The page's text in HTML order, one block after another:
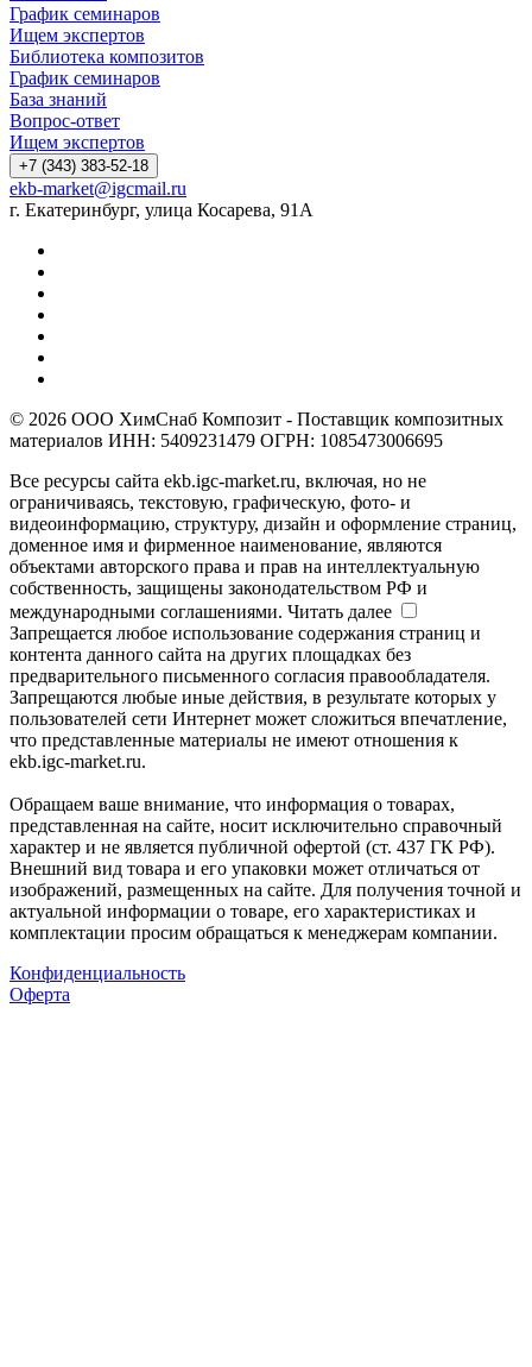
График семинаров
Ищем экспертов
Библиотека композитов
График семинаров
База знаний
Вопрос-ответ
Ищем экспертов
+7 (343) 383-52-18
ekb-market@igcmail.ru
г. Екатеринбург, улица Косарева, 91А
© 2026 ООО ХимСнаб Композит - Поставщик композитных
материалов ИНН: 5409231479 ОГРН: 1085473006695
Все ресурсы сайта ekb.igc-market.ru, включая, но не
ограничиваясь, текстовую, графическую, фото- и
видеоинформацию, структуру, дизайн и оформление страниц,
доменное имя и фирменное наименование, являются
объектами авторского права и прав на интеллектуальную
собственность, защищены законодательством РФ и
международными соглашениями. Читать далее
Запрещается любое использование содержания страниц и
контента данного сайта на других площадках без
предварительного письменного согласия правообладателя.
Запрещаются любые иные действия, в результате которых у
пользователей сети Интернет может сложиться впечатление,
что представленные материалы не имеют отношения к
ekb.igc-market.ru.
Обращаем ваше внимание, что информация о товарах,
представленная на сайте, носит исключительно справочный
характер и не является публичной офертой (ст. 437 ГК РФ).
Внешний вид товара и его упаковки может отличаться от
изображений, размещенных на сайте. Для получения точной и
актуальной информации о товаре, его характеристиках и
комплектации просим обращаться к менеджерам компании.
Конфиденциальность
Оферта